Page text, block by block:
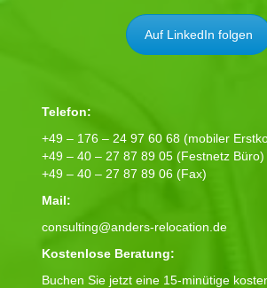
Auf LinkedIn folgen
Telefon:
+49 – 176 – 24 97 60 68 (mobiler
+49 – 40 – 27 87 89 05 (Festnetz Büro)
+49 – 40 – 27 87 89 06 (Fax)
Mail:
consulting@anders-relocation.de
Kostenlose Beratung:
Buchen Sie jetzt eine 15-minütige